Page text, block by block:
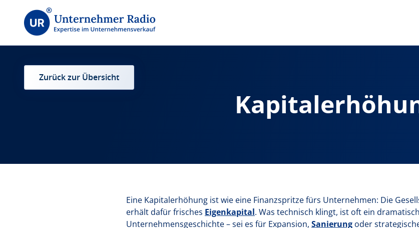
Zurück zur Übersicht
Eine Kapitalerhöhung ist wie eine Finanzspritze fürs Unternehmen: Die
erhält dafür frisches Eigenkapital. Was technisch klingt, ist oft ein
Unternehmensgeschichte – sei es für Expansion, Sanierung oder